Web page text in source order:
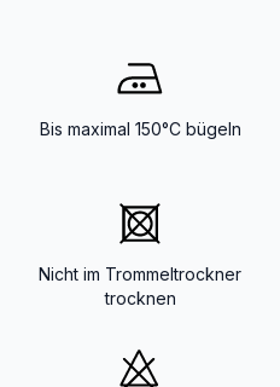
Bis maximal 150°C bügeln
Nicht im Trommeltrockner
trocknen